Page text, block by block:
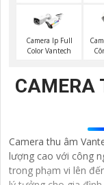
Camera Ip Full
Color Vantech
CAMERA
Camera thu âm
lượng cao với công
trong phạm vi lên